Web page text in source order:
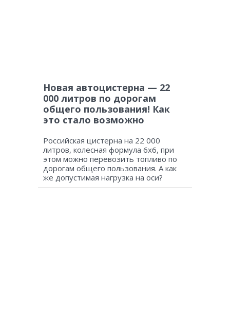
Новая автоцистерна — 22
000 литров по дорогам
общего пользования! Как
это стало возможно
Российская цистерна на 22 000
литров, колесная формула 6х6, при
этом можно перевозить топливо по
дорогам общего пользования. А как
же допустимая нагрузка на оси?